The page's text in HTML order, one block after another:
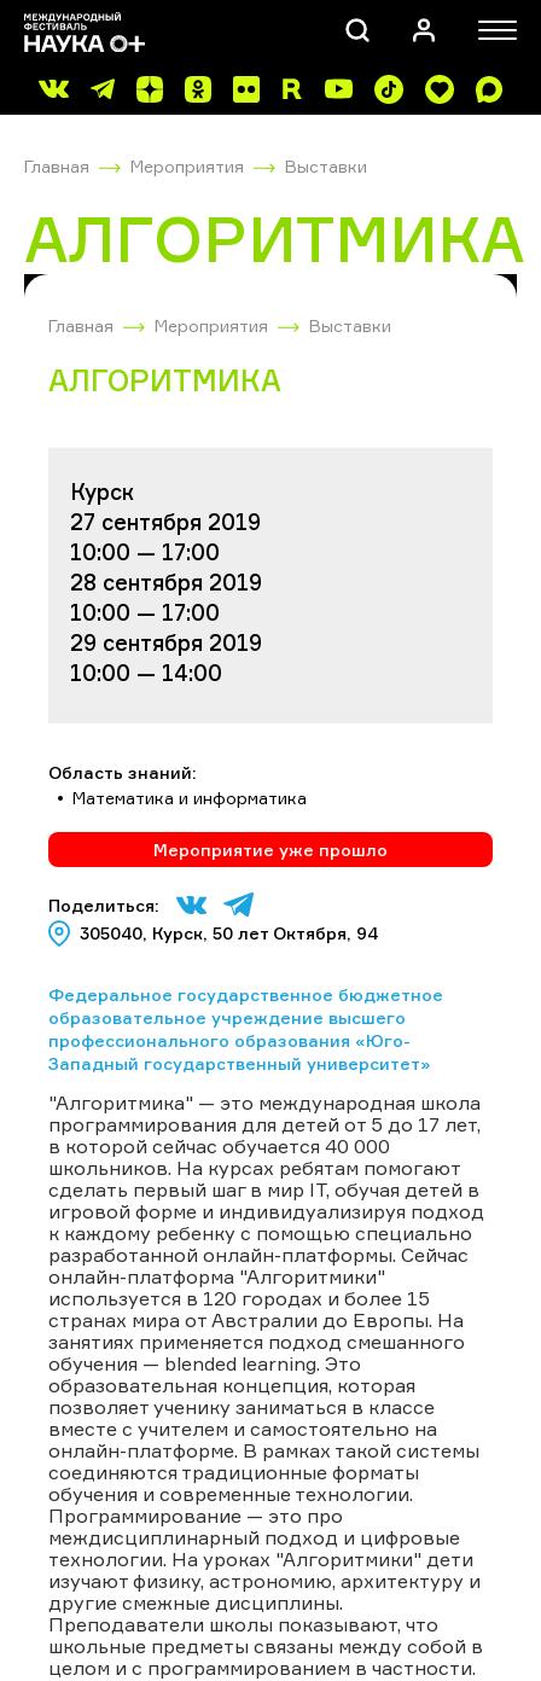
ПОИСК
Главная Мероприятия Выставки
АЛГОРИТМИКА
Главная Мероприятия Выставки
АЛГОРИТМИКА
Курск
27 сентября 2019
10:00 — 17:00
28 сентября 2019
10:00 — 17:00
29 сентября 2019
10:00 — 14:00
Область знаний:
Математика и информатика
Мероприятие уже прошло
Поделиться:
305040, Курск, 50 лет Октября, 94
Федеральное государственное бюджетное
образовательное учреждение высшего
профессионального образования «Юго-
Западный государственный университет»
"Алгоритмика" — это международная школа
программирования для детей от 5 до 17 лет,
в которой сейчас обучается 40 000
школьников. На курсах ребятам помогают
сделать первый шаг в мир IT, обучая детей в
игровой форме и индивидуализируя подход
к каждому ребенку с помощью специально
разработанной онлайн-платформы. Сейчас
онлайн-платформа "Алгоритмики"
используется в 120 городах и более 15
странах мира от Австралии до Европы. На
занятиях применяется подход смешанного
обучения — blended learning. Это
образовательная концепция, которая
позволяет ученику заниматься в классе
вместе с учителем и самостоятельно на
онлайн-платформе. В рамках такой системы
соединяются традиционные форматы
обучения и современные технологии.
Программирование — это про
междисциплинарный подход и цифровые
технологии. На уроках "Алгоритмики" дети
изучают физику, астрономию, архитектуру и
другие смежные дисциплины.
Преподаватели школы показывают, что
школьные предметы связаны между собой в
целом и с программированием в частности.